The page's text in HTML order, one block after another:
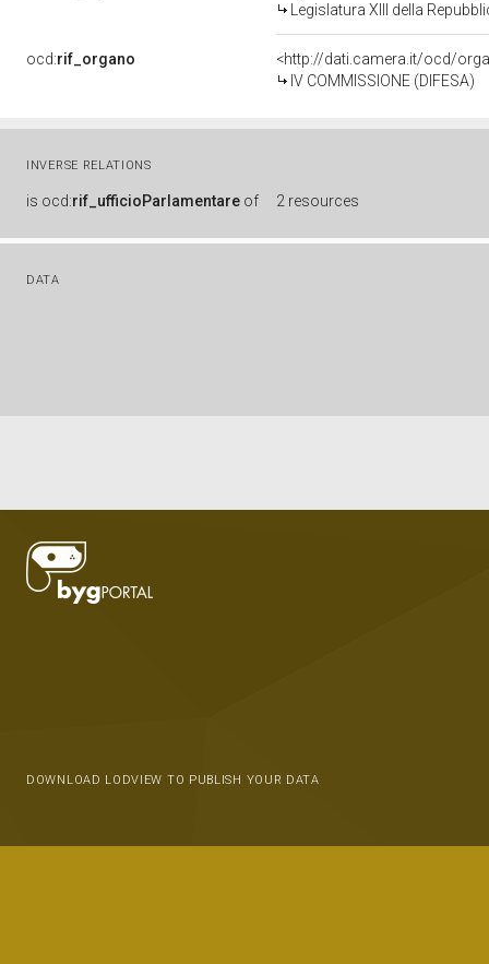
Legislatura XIII della
ocd:rif_organo
<http://dati.camera.it/ocd/
IV COMMISSIONE (DIFESA)
INVERSE RELATIONS
is ocd:rif_ufficioParlamentare of 2 resources
DATA
DOWNLOAD LODVIEW TO PUBLISH YOUR DATA